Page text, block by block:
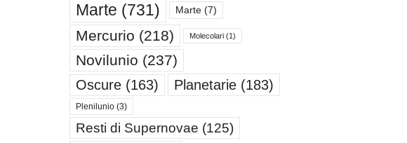
Marte (731) Marte(7)
Mercurio (218) Molecolari(1)
Novilunio (237)
Oscure(163) Planetarie(183)
Plenilunio(3)
Resti di Supernovae (125)